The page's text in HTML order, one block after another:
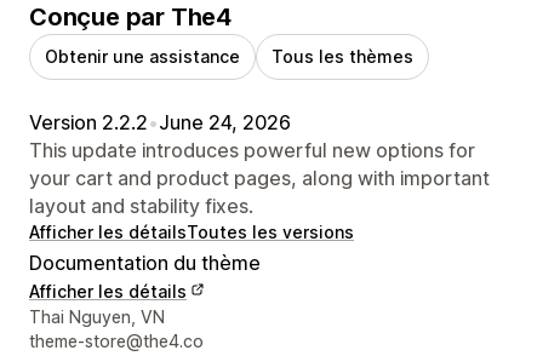
Conçue par The4
Obtenir une assistance Tous les thèmes
Version 2.2.2•June 24, 2026
This update introduces powerful new options for
your cart and product pages, along with important
layout and stability fixes.
Afficher les détailsToutes les versions
Documentation du thème
Afficher les détails
Coordonnées du concepteur
Thai Nguyen, VN
theme-store@the4.co